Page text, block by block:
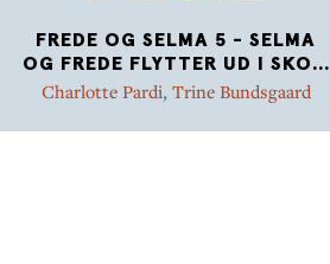
FREDE OG SELMA 5 - SELMA
OG FREDE FLYTTER UD I SKO...
Charlotte Pardi, Trine Bundsgaard